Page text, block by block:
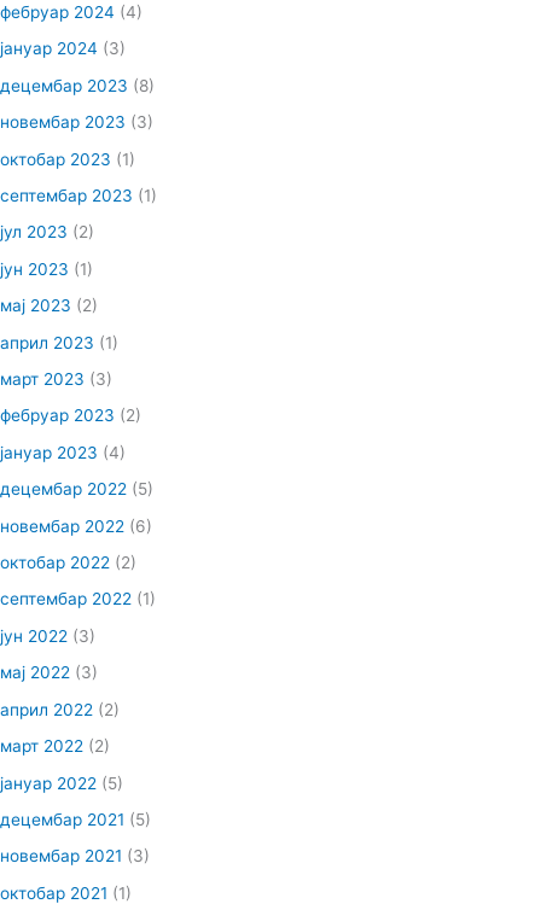
фебруар 2024 (4)
јануар 2024 (3)
децембар 2023 (8)
новембар 2023 (3)
октобар 2023 (1)
септембар 2023 (1)
јул 2023 (2)
јун 2023 (1)
мај 2023 (2)
април 2023 (1)
март 2023 (3)
фебруар 2023 (2)
јануар 2023 (4)
децембар 2022 (5)
новембар 2022 (6)
октобар 2022 (2)
септембар 2022 (1)
јун 2022 (3)
мај 2022 (3)
април 2022 (2)
март 2022 (2)
јануар 2022 (5)
децембар 2021 (5)
новембар 2021 (3)
октобар 2021 (1)